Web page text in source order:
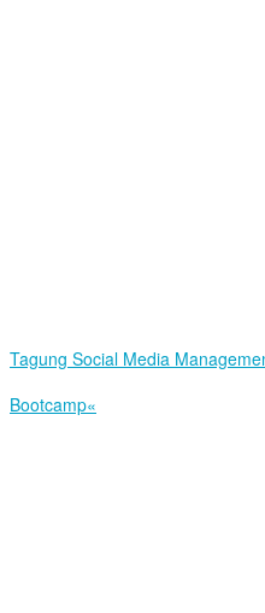
Tagung Social Media
Bootcamp«